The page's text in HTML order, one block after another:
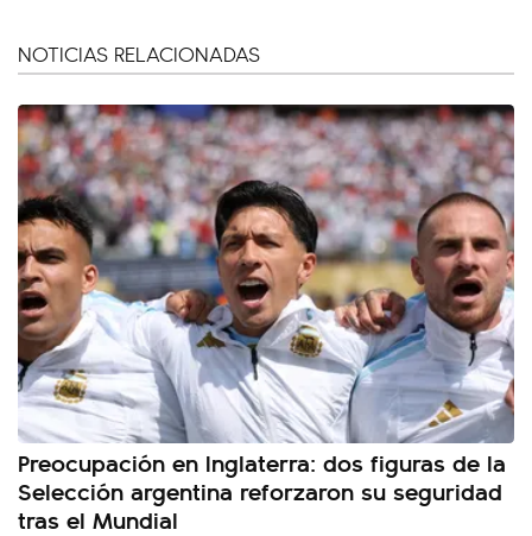
NOTICIAS RELACIONADAS
Preocupación en Inglaterra: dos figuras de la
Selección argentina reforzaron su seguridad
tras el Mundial